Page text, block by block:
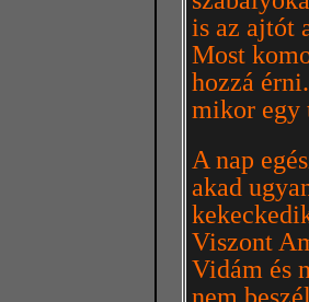
is az ajtót
Most
hozzá
mikor egy
A nap
akad
Viszont
Vidám és